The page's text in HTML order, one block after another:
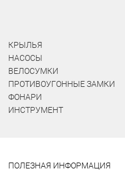
КРЫЛЬЯ
НАСОСЫ
ВЕЛОСУМКИ
ПРОТИВОУГОННЫЕ ЗАМКИ
ФОНАРИ
ИНСТРУМЕНТ
ПОЛЕЗНАЯ ИНФОРМАЦИЯ